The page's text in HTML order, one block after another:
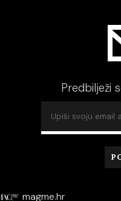
Predbilježi
magme.hr